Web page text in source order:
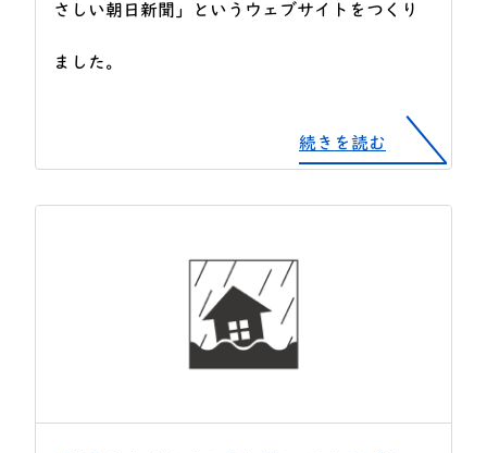
さしい朝日新聞」というウェブサイトをつくり
ました。
続きを読む